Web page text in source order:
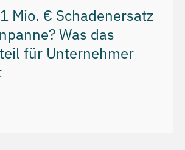
Mio. € Schadenersatz
Was das
für Unternehmer